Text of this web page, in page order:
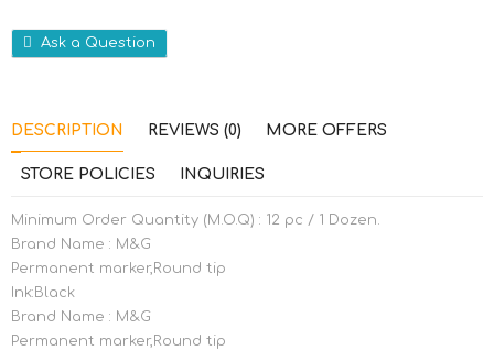
Ask a Question
DESCRIPTION REVIEWS (0) MORE OFFERS
STORE POLICIES INQUIRIES
Minimum Order Quantity (M.O.Q) : 12 pc / 1 Dozen.
Brand Name : M&G
Permanent marker,Round tip
Ink:Black
Brand Name : M&G
Permanent marker,Round tip